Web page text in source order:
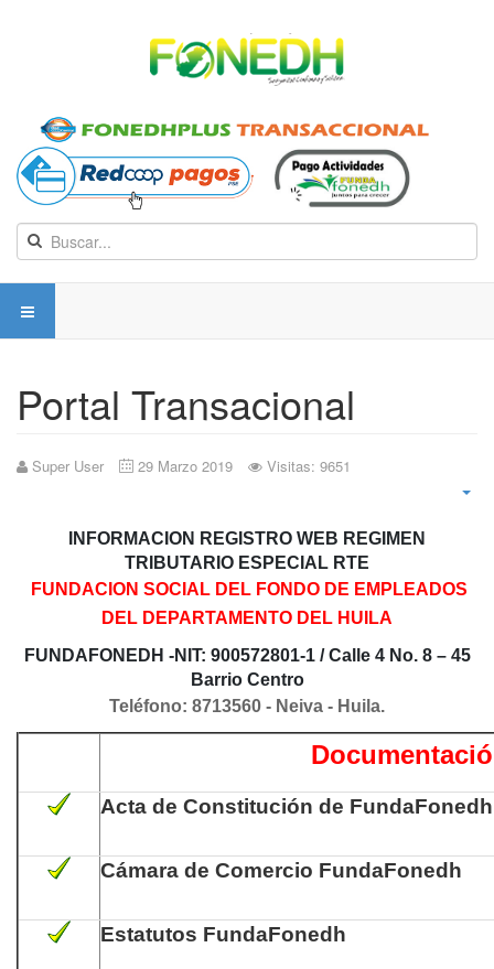
Portal Transacional
Super User 29 Marzo 2019 Visitas: 9651
INFORMACION REGISTRO WEB REGIMEN
TRIBUTARIO ESPECIAL RTE
FUNDACION SOCIAL DEL FONDO DE EMPLEADOS
DEL DEPARTAMENTO DEL HUILA
FUNDAFONEDH -NIT: 900572801-1 / Calle 4 No. 8 – 45
Barrio Centro
Teléfono: 8713560 - Neiva - Huila.
Acta de Constitución de FundaFonedh
Cámara de Comercio FundaFonedh
Estatutos FundaFonedh